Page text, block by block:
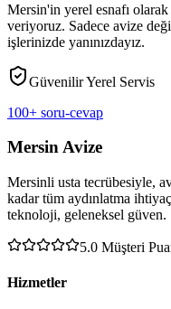
Mersin'in yerel esnafı
veriyoruz. Sadece avize
işlerinizde yanınızdayız.
Güvenilir Yerel Servis
100+ soru-cevap
Mersin Avize
Mersinli usta tecrübesiyle,
kadar tüm aydınlatma
teknoloji, geleneksel güven.
5.0 Müşteri
Hizmetler